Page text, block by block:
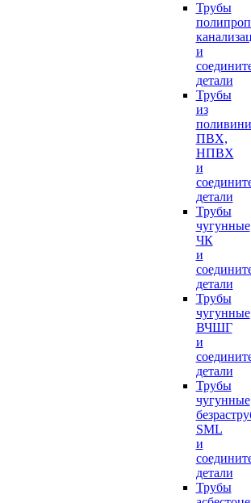
Трубы
и
детали
Трубы
из
ПВХ,
НПВХ
и
детали
Трубы
чугунные
ЧК
и
детали
Трубы
чугунные
ВЧШГ
и
детали
Трубы
чугунные
SML
и
детали
Трубы